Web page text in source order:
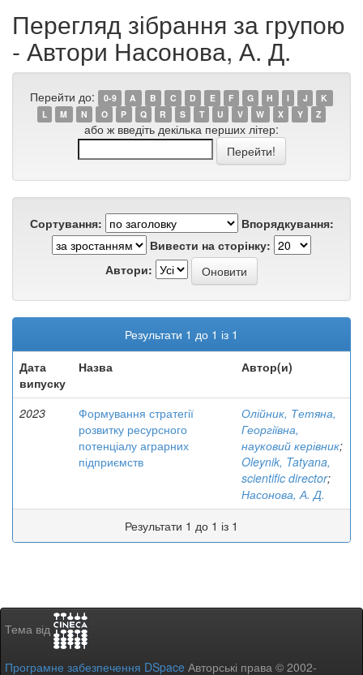
Перегляд зібрання за групою
- Автори Насонова, А. Д.
Перейти до: 0-9 A B C D E F G H I J
K
L
M N O P Q R S T U V W X Y Z
або ж введіть декілька перших літер:
Сортування:
Впорядкування:
Вивести на сторінку:
Автори:
Результати 1 до 1 із 1
Дата
випуску
Назва Автор(и)
2023
Формування стратегії
розвитку ресурсного
потенціалу аграрних
підприємств
Олійник, Тетяна,
Георгіївна,
науковий керівник;
Oleynik, Tatyana,
scientific director;
Насонова, А. Д.
Результати 1 до 1 із 1
Тема від
Програмне забезпечення DSpace Авторські права © 2002-